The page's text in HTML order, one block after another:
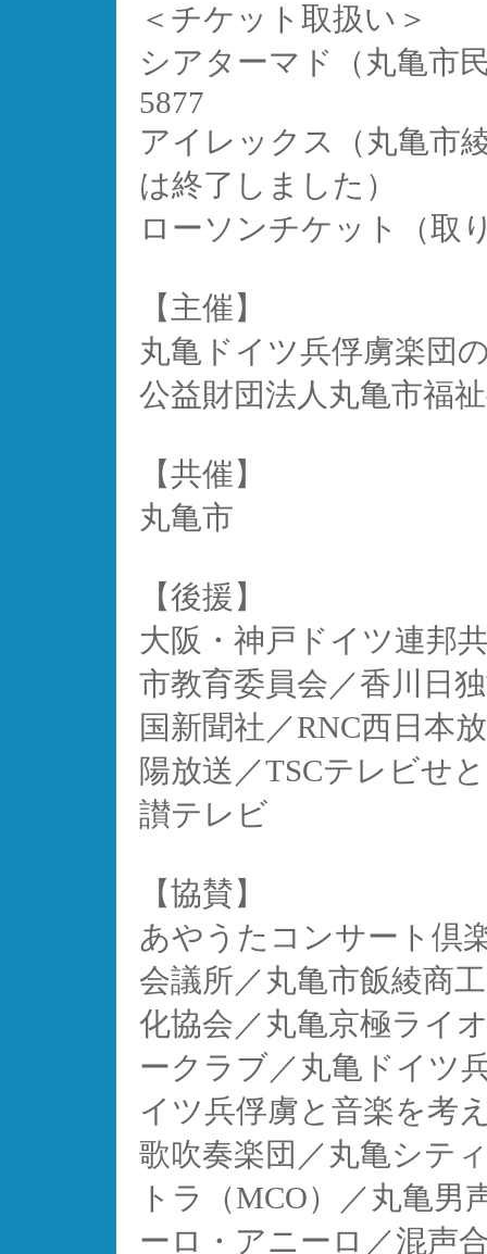
＜チケット取扱い＞
シアターマド（丸
5877
アイレックス（丸亀市
は終了しました）
ローソンチケット（取
【主催】
丸亀ドイツ兵俘虜楽団
公益財団法人丸亀市福
【共催】
丸亀市
【後援】
大阪・神戸ドイツ連邦
市教育委員会／香川日
国新聞社／RNC西日本
陽放送／TSCテレビせ
讃テレビ
【協賛】
あやうたコンサート倶
会議所／丸亀市飯綾商
化協会／丸亀京極ライ
ークラブ／丸亀ドイツ
イツ兵俘虜と音楽を考
歌吹奏楽団／丸亀シテ
トラ（MCO）／丸亀男
ーロ・アニーロ／混声